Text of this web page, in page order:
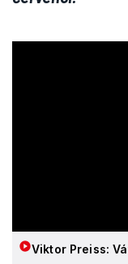
Viktor Preiss: